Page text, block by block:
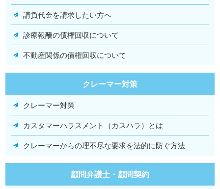
請負代金を請求したい方へ
診療報酬の債権回収について
不動産関係の債権回収について
クレーマー対策
クレーマー対策
カスタマーハラスメント（カスハラ）とは
クレーマーからの理不尽な要求を法的に防ぐ方法
顧問弁護士・顧問契約